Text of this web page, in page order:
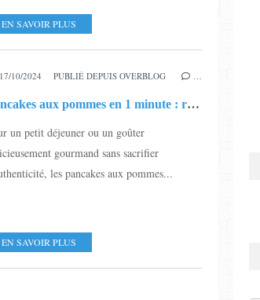
EN SAVOIR PLUS
17/10/2024 PUBLIÉ DEPUIS OVERBLOG
Pancakes aux pommes en 1 minute : recette irrésistible et légère à moins de 100 calories !
un petit déjeuner ou un goûter
gourmand sans sacrifier
les pancakes aux pommes...
EN SAVOIR PLUS